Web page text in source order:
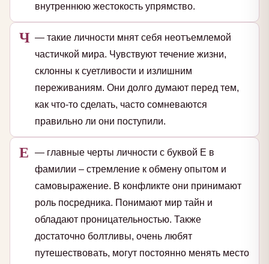
внутреннюю жестокость упрямство.
Ч — такие личности мнят себя неотъемлемой
частичкой мира. Чувствуют течение жизни,
склонны к суетливости и излишним
переживаниям. Они долго думают перед тем,
как что-то сделать, часто сомневаются
правильно ли они поступили.
Е
— главные черты личности с буквой Е в
фамилии – стремление к обмену опытом и
самовыражение. В конфликте они принимают
роль посредника. Понимают мир тайн и
обладают проницательностью. Также
достаточно болтливы, очень любят
путешествовать, могут постоянно менять место